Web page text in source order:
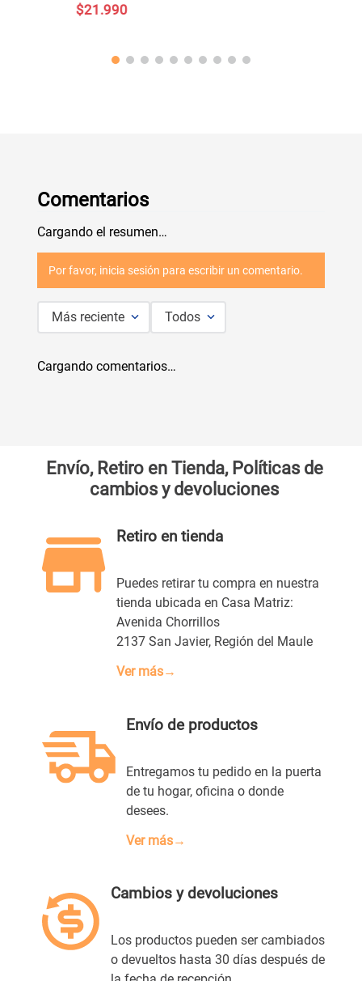
$21.990
Comentarios
Cargando el resumen…
Por favor, inicia sesión para escribir un comentario.
Más reciente Todos
Cargando comentarios…
Envío, Retiro en Tienda, Políticas de
cambios y devoluciones
Retiro en tienda
Puedes retirar tu compra en nuestra
tienda ubicada en Casa Matriz:
Avenida Chorrillos
2137 San Javier, Región del Maule
Ver más→
Envío de productos
Entregamos tu pedido en la puerta
de tu hogar, oficina o donde
desees.
Ver más→
Cambios y devoluciones
Los productos pueden ser cambiados
o devueltos hasta 30 días después de